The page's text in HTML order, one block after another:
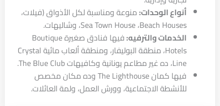
أنواع الوحدات: منوعة ومناسبة لكل الأذواق (فيلات،
Sea Town House ،Beach Houses، وشاليهات.
الخدمات والترفيه:
فيها فنادق صغيرة Boutique
Hotels، منطقة البوليفار، ومنطقة ألعاب مائية Crystal
Line، ده غير مطاعم يونانية وكافيهات The Blue Club.
فيها كمان The Lighthouse وده مكان مخصص
للأنشطة الاجتماعية، وورش العمل، ولمة العائلات.